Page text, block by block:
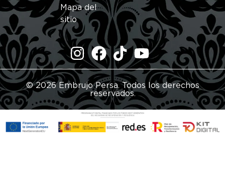
Mapa del
sitio
© 2026 Embrujo Persa. Todos los derechos
reservados.